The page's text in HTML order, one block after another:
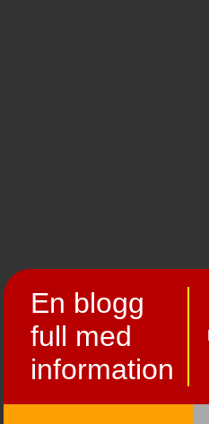
En blogg
full med
information